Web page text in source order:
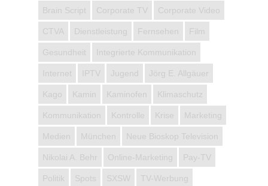
Brain Script Corporate TV Corporate Video
CTVA Dienstleistung Fernsehen Film
Gesundheit Integrierte Kommunikation
Internet IPTV Jugend Jörg E. Allgäuer
Kago Kamin Kaminofen Klimaschutz
Kommunikation Kontrolle Krise Marketing
Medien München Neue Bioskop Television
Nikolai A. Behr Online-Marketing Pay-TV
Politik Spots SXSW TV-Werbung